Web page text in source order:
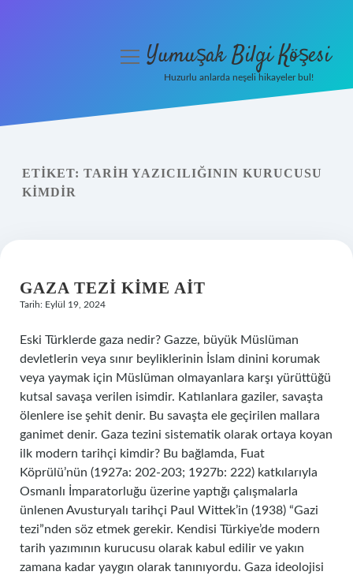
Yasal Uyarı
menüyüYumuşak Bilgi Köşesi
Huzurlu anlarda neşeli hikayeler bul!
ETIKET: TARIH YAZICILIĞININ KURUCUSU
KIMDIR
GAZA TEZI KIME AIT
Tarih: Eylül 19, 2024
Eski Türklerde gaza nedir? Gazze, büyük Müslüman
devletlerin veya sınır beyliklerinin İslam dinini korumak
veya yaymak için Müslüman olmayanlara karşı yürüttüğü
kutsal savaşa verilen isimdir. Katılanlara gaziler, savaşta
ölenlere ise şehit denir. Bu savaşta ele geçirilen mallara
ganimet denir. Gaza tezini sistematik olarak ortaya koyan
ilk modern tarihçi kimdir? Bu bağlamda, Fuat
Köprülü’nün (1927a: 202-203; 1927b: 222) katkılarıyla
Osmanlı İmparatorluğu üzerine yaptığı çalışmalarla
ünlenen Avusturyalı tarihçi Paul Wittek’in (1938) “Gazi
tezi”nden söz etmek gerekir. Kendisi Türkiye’de modern
tarih yazımının kurucusu olarak kabul edilir ve yakın
zamana kadar yaygın olarak tanınıyordu. Gaza ideolojisi